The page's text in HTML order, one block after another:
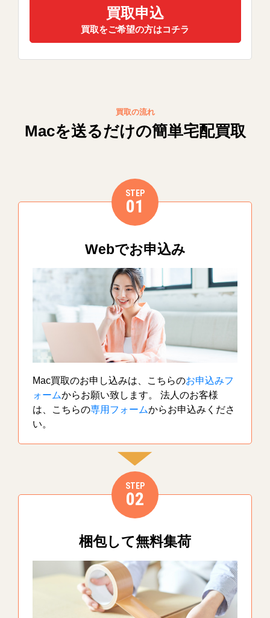
買取申込
買取をご希望の方はコチラ
買取の流れ
Macを送るだけの簡単宅配買取
STEP
01
Webでお申込み
Mac買取のお申し込みは、こちらのお申込みフ
ォームからお願い致します。 法人のお客様
は、こちらの専用フォームからお申込みくださ
い。
STEP
02
梱包して無料集荷